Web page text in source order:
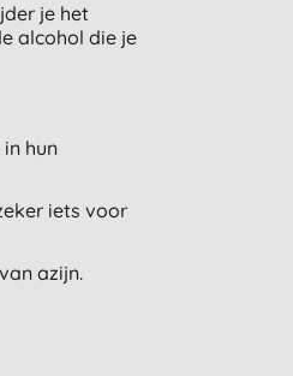
je het
alcohol die je
hun
iets voor
azijn.